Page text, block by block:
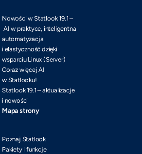
Nowości w Statlook 19.1 –
AI w praktyce, inteligentna
automatyzacja
i elastyczność dzięki
wsparciu Linux (Server)
Coraz więcej AI
w Statlooku!
Statlook 19.1 – aktualizacje
i nowości
Mapa strony
Poznaj Statlook
Pakiety i funkcje